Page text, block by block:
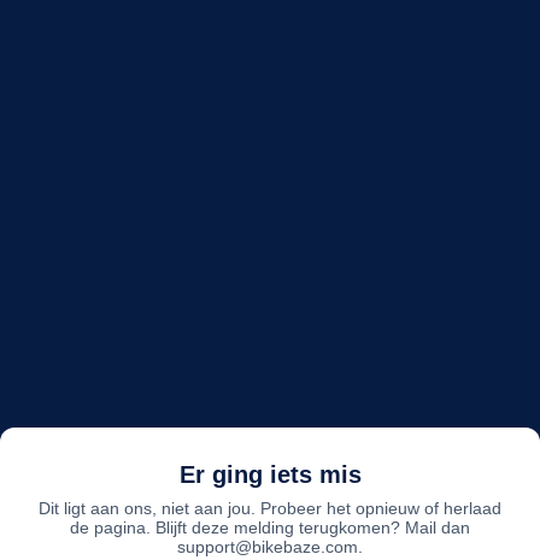
Er ging iets mis
Dit ligt aan ons, niet aan jou. Probeer het opnieuw of herlaad
de pagina. Blijft deze melding terugkomen? Mail dan
support@bikebaze.com.